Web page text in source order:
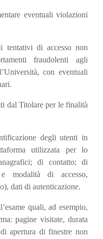
eventuali violazioni
tentativi di accesso non
fraudolenti agli
con eventuali
dal Titolare per le finalità
degli utenti in
utilizzata per lo
di contatto; di
modalità di accesso,
dati di autenticazione.
quali, ad esempio,
pagine visitate, durata
apertura di finestre non